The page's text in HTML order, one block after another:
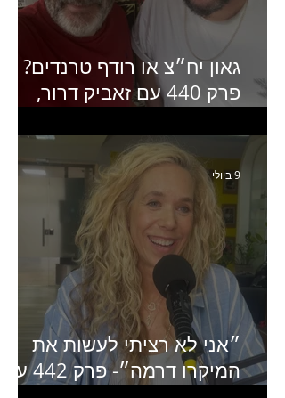
גאון יח״צ או רודף טרנדים?
פרק 440 עם זאביק דרור,
ותקשורת
״אני לא רציתי לעשות את
המיקרו דרמה״- פרק 442 עם
9 ביולי